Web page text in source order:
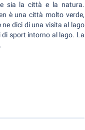
sia la città e la natura.
è una città molto verde,
dici di una visita al lago
di sport intorno al lago. La